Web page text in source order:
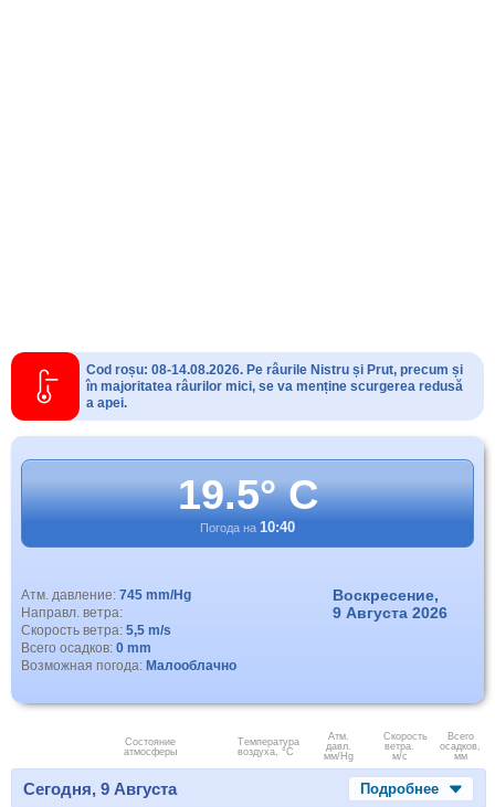
Cod roșu: 08-14.08.2026. Pe râurile Nistru și Prut, precum și
în majoritatea râurilor mici, se va menține scurgerea redusă
a apei.
19.5° C
Погода на 10:40
Атм. давление: 745 mm/Hg
Направл. ветра:
Скорость ветра: 5,5 m/s
Всего осадков: 0 mm
Возможная погода: Малооблачно
Воскресение,
9 Августа 2026
Состояние
атмосферы
Температура
воздуха, °C
Атм.
давл.
мм/Hg
Скорость
ветра.
м/с
Всего
осадков,
мм
Сегодня, 9 Августа Подробнее